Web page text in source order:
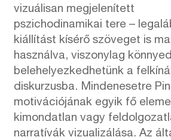
vizuálisan megjelenített
pszichodinamikai tere –
kiállítást kísérő szöveget is
használva, viszonylag
belehelyezkedhetünk a
diskurzusba. Mindenesetre
motivációjának egyik fő
kimondatlan vagy
narratívák vizualizálása. Az